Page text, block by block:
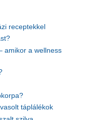
receptekkel
amikor a wellness
táplálékok